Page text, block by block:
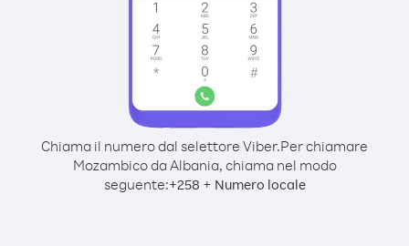
Chiama il numero dal selettore Viber.Per chiamare
Mozambico da Albania, chiama nel modo
seguente:+258 + Numero locale